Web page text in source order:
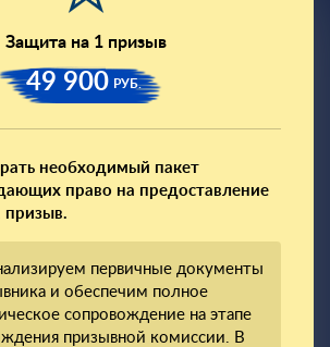
Защита на 1 призыв
49 900 РУБ.
необходимый пакет
право на предоставление
призыв.
первичные документы
и обеспечим полное
сопровождение на этапе
призывной комиссии. В